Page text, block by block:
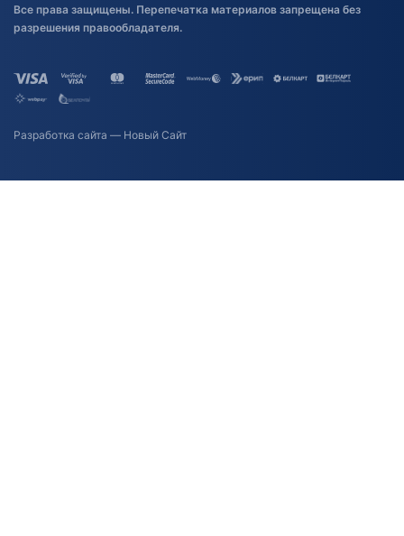
Все права защищены. Перепечатка материалов запрещена без
разрешения правообладателя.
Разработка сайта — Новый Сайт